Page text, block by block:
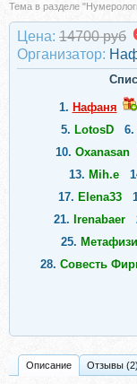
Тема в разделе
Цена: 14700 руб
Организатор:
1. Нафаня
5. LotosD 6.
10. Oxanasan
13. Mih.e
17. Elena33
21. Irenabaer
25.
28. Совесть
43.Таша 44.
48.
Описание Отзывы (2)